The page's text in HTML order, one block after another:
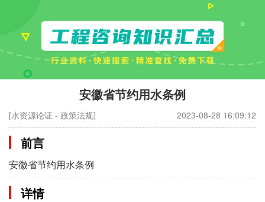
安徽省节约用水条例
[水资源论证 - 政策法规] 2023-08-28 16:09:12
前言
安徽省节约用水条例
详情